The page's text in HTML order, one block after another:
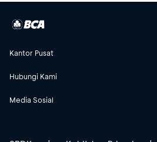
Kantor Pusat
Hubungi Kami
Media Sosial